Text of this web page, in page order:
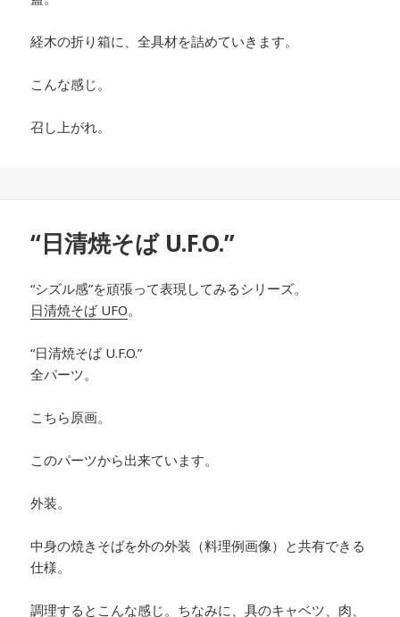
経木の折り箱に、全具材を詰めていきます。
こんな感じ。
召し上がれ。
“日清焼そば U.F.O.”
“シズル感”を頑張って表現してみるシリーズ。
日清焼そば UFO。
“日清焼そば U.F.O.”
全パーツ。
こちら原画。
このパーツから出来ています。
外装。
中身の焼きそばを外の外装（料理例画像）と共有できる
仕様。
調理するとこんな感じ。ちなみに、具のキャベツ、肉、